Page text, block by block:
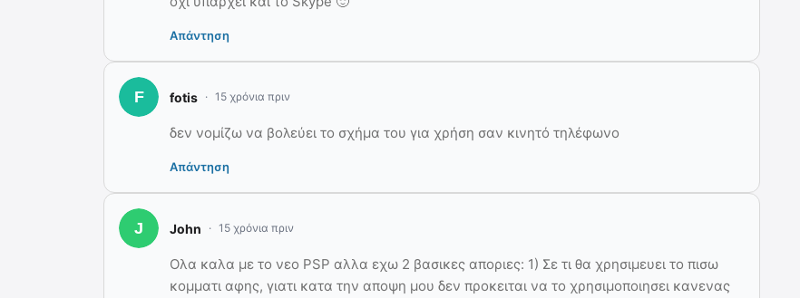
Απάντηση
fotis 15 χρόνια πριν
δεν νομίζω να βολεύει το σχήμα του για χρήση σαν κινητό τηλέφωνο
Απάντηση
John 15 χρόνια πριν
Ολα καλα με το νεο PSP αλλα εχω 2 βασικες αποριες: 1) Σε τι θα χρησιμευει το πισω
κομματι αφης, γιατι κατα την αποψη μου δεν προκειται να το χρησιμοποιησει κανενας